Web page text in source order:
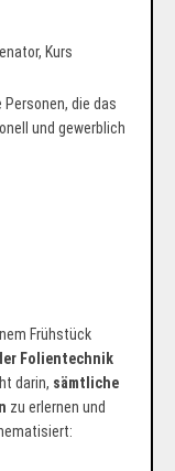
die das
und gewerblich
Frühstück
Folientechnik
darin, sämtliche
zu erlernen und